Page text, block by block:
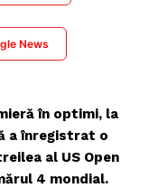
News
în optimi, la
a înregistrat o
al US Open
4 mondial.